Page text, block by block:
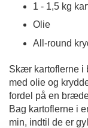
1 - 1,5 kg
Olie
All-round
Skær kartoflerne i
med olie og
fordel på en
Bag kartoflerne i
min, indtil de er